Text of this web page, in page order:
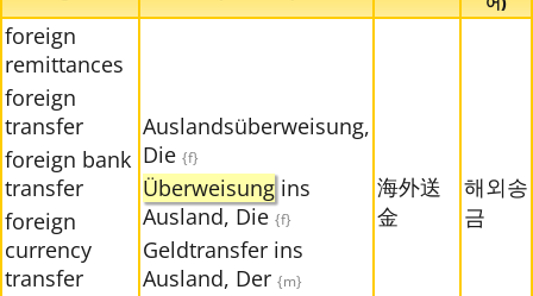
foreign
remittances
foreign
transfer
foreign bank
transfer
foreign
currency
transfer
Auslandsüberweisung,
Die {f}
Überweisung ins
Ausland, Die {f}
Geldtransfer ins
Ausland, Der {m}
海外送
金
해외송
금